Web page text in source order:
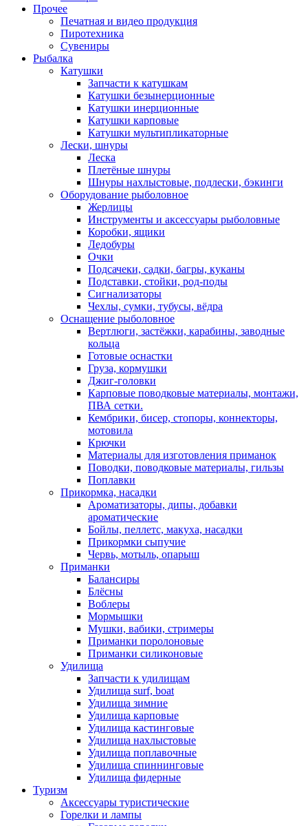
Прочее
Печатная и видео продукция
Пиротехника
Сувениры
Рыбалка
Катушки
Запчасти к катушкам
Катушки безынерционные
Катушки инерционные
Катушки карповые
Катушки мультипликаторные
Лески, шнуры
Леска
Плетёные шнуры
Шнуры нахлыстовые, подлески, бэкинги
Оборудование рыболовное
Жерлицы
Инструменты и аксессуары рыболовные
Коробки, ящики
Ледобуры
Очки
Подсачеки, садки, багры, куканы
Подставки, стойки, род-поды
Сигнализаторы
Чехлы, сумки, тубусы, вёдра
Оснащение рыболовное
Вертлюги, застёжки, карабины, заводные
кольца
Готовые оснастки
Груза, кормушки
Джиг-головки
Карповые поводковые материалы, монтажи,
ПВА сетки.
Кембрики, бисер, стопоры, коннекторы,
мотовила
Крючки
Материалы для изготовления приманок
Поводки, поводковые материалы, гильзы
Поплавки
Прикормка, насадки
Ароматизаторы, дипы, добавки
ароматические
Бойлы, пеллетс, макуха, насадки
Прикормки сыпучие
Червь, мотыль, опарыш
Приманки
Балансиры
Блёсны
Воблеры
Мормышки
Мушки, вабики, стримеры
Приманки поролоновые
Приманки силиконовые
Удилища
Запчасти к удилищам
Удилища surf, boat
Удилища зимние
Удилища карповые
Удилища кастинговые
Удилища нахлыстовые
Удилища поплавочные
Удилища спиннинговые
Удилища фидерные
Туризм
Аксессуары туристические
Горелки и лампы